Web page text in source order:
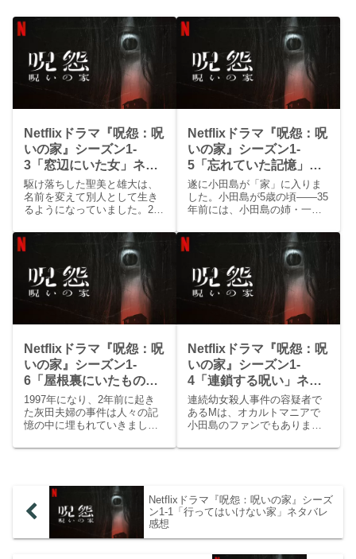
Netflixドラマ『呪怨：呪
いの家』シーズン1-
3「窓辺にいた女」ネタ
バレ感想
駆け落ちした聖美と雄大は、
名前を変えて別人として生き
るようになっていました。2人
います。しかし殺人をきっか
けに人生が狂ったと思い込ん
だ雄大は、殺人を指示した聖
美と、自身の子だと信じ切れ
ない俊樹に暴力を振るうよう
になります。俊樹を守るため
に現れた児童相談所の職員・
君江までもが霊の姿を目撃し
神は限界に達していました。
Netflixドラマ『呪怨：呪
いの家』シーズン1-
5「忘れていた記憶」ネ
タバレ感想
遂に小田島が「家」に入りま
した。小田島が5歳の頃――35
年前には、小田島の姉・一葉
のです。灰田家となった
「家」には多くの捜査員がい
ました。上司である高坂刑事
は捜査員たちに異変が起きて
いると報告を受けています。
小田島が「家」に入った瞬
間、家の中に異変が起き始め
ます。失踪した芳恵と真衣
ついていました。
Netflixドラマ『呪怨：呪
いの家』シーズン1-
6「屋根裏にいたもの」
ネタバレ感想【最終回】
1997年になり、2年前に起き
た灰田夫婦の事件は人々の記
憶の中に埋もれていきまし
人が入ります。妊婦である智
怪異を目にしました。家の中
の時間が狂い始めます。智子
は9年前のテレビ番組を観た
後、2年前に「家」を訪れた真
崎圭一と遭遇しました。
Netflixドラマ『呪怨：呪
いの家』シーズン1-
4「連鎖する呪い」ネタ
バレ感想
連続幼女殺人事件の容疑者で
あるMは、オカルトマニアで
小田島のファンでもありまし
は、オカルトと過去の犯罪を
その家では43年前に女性が監
禁され、その後妊娠して赤ん
え女性は死んだという事件が
起きていました。
Netflixドラマ『呪怨：呪いの家』シーズ
ン1-1「行ってはいけない家」ネタバレ
感想